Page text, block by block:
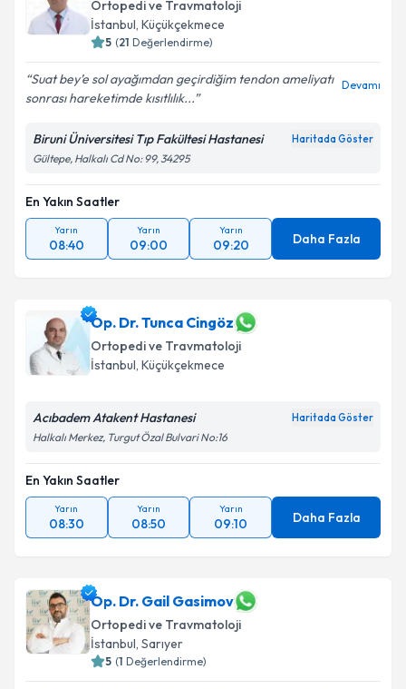
Ortopedi ve Travmatoloji
İstanbul, Küçükçekmece
5 (21 Değerlendirme)
Suat bey’e sol ayağımdan geçirdiğim tendon ameliyatı
sonrası hareketimde kısıtlılık...
Devamı
Biruni Üniversitesi Tıp Fakültesi Hastanesi Haritada Göster
Gültepe, Halkalı Cd No: 99, 34295
En Yakın Saatler
Yarın
08:40
Yarın
09:00
Yarın
09:20 Daha Fazla
Op. Dr. Tunca Cingöz
Ortopedi ve Travmatoloji
İstanbul, Küçükçekmece
Acıbadem Atakent Hastanesi Haritada Göster
Halkalı Merkez, Turgut Özal Bulvari No:16
En Yakın Saatler
Yarın
08:30
Yarın
08:50
Yarın
09:10 Daha Fazla
Op. Dr. Gail Gasimov
Ortopedi ve Travmatoloji
İstanbul, Sarıyer
5 (1 Değerlendirme)